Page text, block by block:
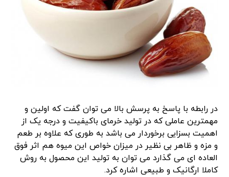
در رابطه با پاسخ به پرسش بالا می توان گفت که اولین و
مهمترین عاملی که در تولید خرمای باکیفیت و درجه یک از
اهمیت بسزایی برخوردار می باشد به طوری که علاوه بر طعم
و مزه و ظاهر بی نظیر در میزان خواص این میوه هم اثر فوق
العاده ای می گذارد می توان به تولید این محصول به روش
کاملا ارگانیک و طبیعی اشاره کرد.